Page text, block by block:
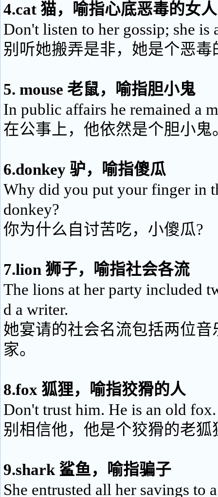
4.cat 猫，喻指心底恶毒的女人
Don't listen to her gossip; she is
别听她搬弄是非，她是个恶毒
5. mouse 老鼠，喻指胆小鬼
In public affairs he remained a
在公事上，他依然是个胆小鬼
6.donkey 驴，喻指傻瓜
Why did you put your finger in
donkey?
你为什么自讨苦吃，小傻瓜?
7.lion 狮子，喻指社会各流
The lions at her party included
d a writer.
她宴请的社会名流包括两位音
家。
8.fox 狐狸，喻指狡猾的人
Don't trust him. He is an old fox.
别相信他，他是个狡猾的老狐
9.shark 鲨鱼，喻指骗子
She entrusted all her savings to